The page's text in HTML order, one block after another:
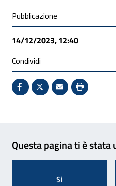
Condivisione social
Pubblicazione
14/12/2023, 12:40
Condividi
Condividi su Facebook
X - Sito esterno -
Invio Mail:
Stampa
Questa pagina ti è stata
Si